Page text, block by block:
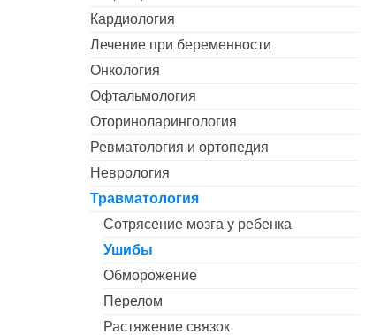
Кардиология
Лечение при беременности
Онкология
Офтальмология
Оториноларингология
Ревматология и ортопедия
Неврология
Травматология
Сотрясение мозга у ребенка
Ушибы
Обморожение
Перелом
Растяжение связок